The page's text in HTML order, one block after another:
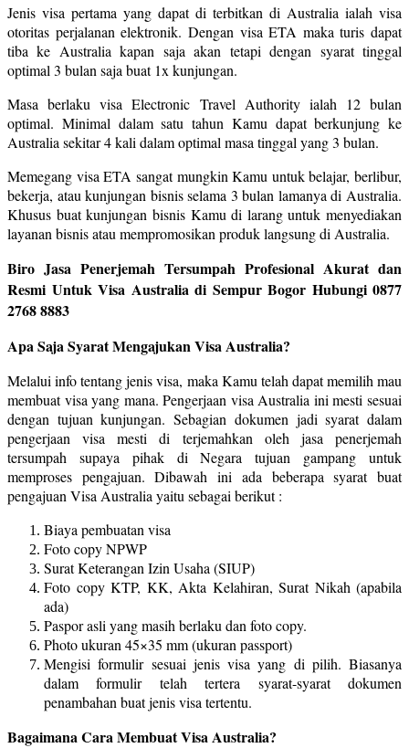
Jenis visa pertama yang dapat di terbitkan di Australia ialah visa
otoritas perjalanan elektronik. Dengan visa ETA maka turis dapat
tiba ke Australia kapan saja akan tetapi dengan syarat tinggal
optimal 3 bulan saja buat 1x kunjungan.
Masa berlaku visa Electronic Travel Authority ialah 12 bulan
optimal. Minimal dalam satu tahun Kamu dapat berkunjung ke
Australia sekitar 4 kali dalam optimal masa tinggal yang 3 bulan.
Memegang visa ETA sangat mungkin Kamu untuk belajar, berlibur,
bekerja, atau kunjungan bisnis selama 3 bulan lamanya di Australia.
Khusus buat kunjungan bisnis Kamu di larang untuk menyediakan
layanan bisnis atau mempromosikan produk langsung di Australia.
Biro Jasa Penerjemah Tersumpah Profesional Akurat dan
Resmi Untuk Visa Australia di Sempur Bogor Hubungi 0877
2768 8883
Apa Saja Syarat Mengajukan Visa Australia?
Melalui info tentang jenis visa, maka Kamu telah dapat memilih mau
membuat visa yang mana. Pengerjaan visa Australia ini mesti sesuai
dengan tujuan kunjungan. Sebagian dokumen jadi syarat dalam
pengerjaan visa mesti di terjemahkan oleh jasa penerjemah
tersumpah supaya pihak di Negara tujuan gampang untuk
memproses pengajuan. Dibawah ini ada beberapa syarat buat
pengajuan Visa Australia yaitu sebagai berikut :
Biaya pembuatan visa
Foto copy NPWP
Surat Keterangan Izin Usaha (SIUP)
Foto copy KTP, KK, Akta Kelahiran, Surat Nikah (apabila
ada)
Paspor asli yang masih berlaku dan foto copy.
Photo ukuran 45×35 mm (ukuran passport)
Mengisi formulir sesuai jenis visa yang di pilih. Biasanya
dalam formulir telah tertera syarat-syarat dokumen
penambahan buat jenis visa tertentu.
Bagaimana Cara Membuat Visa Australia?